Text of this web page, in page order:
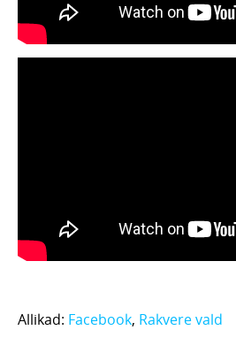
Allikad: Facebook, Rakvere vald